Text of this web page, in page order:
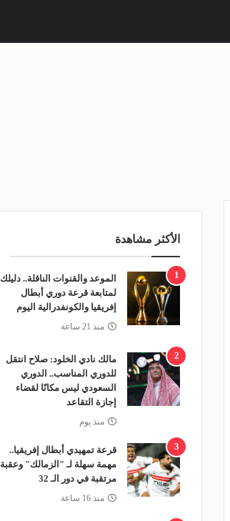
الأكثر مشاهدة
1
الموعد والقنوات الناقلة.. دليلك
لمتابعة قرعة دوري أبطال
إفريقيا والكونفدرالية اليوم
منذ 21 ساعة
2
مالك نادي الخلود: صلاح انتقل
للدوري المناسب.. الدوري
السعودي ليس مكانًا لقضاء
إجازة التقاعد
منذ يوم
3
قرعة تمهيدي أبطال إفريقيا..
مهمة سهلة لـ "الزمالك" وعقبة
مرتقبة في دور الـ 32
منذ 16 ساعة